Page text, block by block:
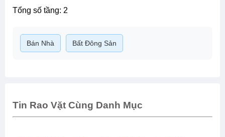
tổng số tầng: 2
Bán Nhà Bất Đông Sản
Tin Rao Vặt Cùng Danh Mục